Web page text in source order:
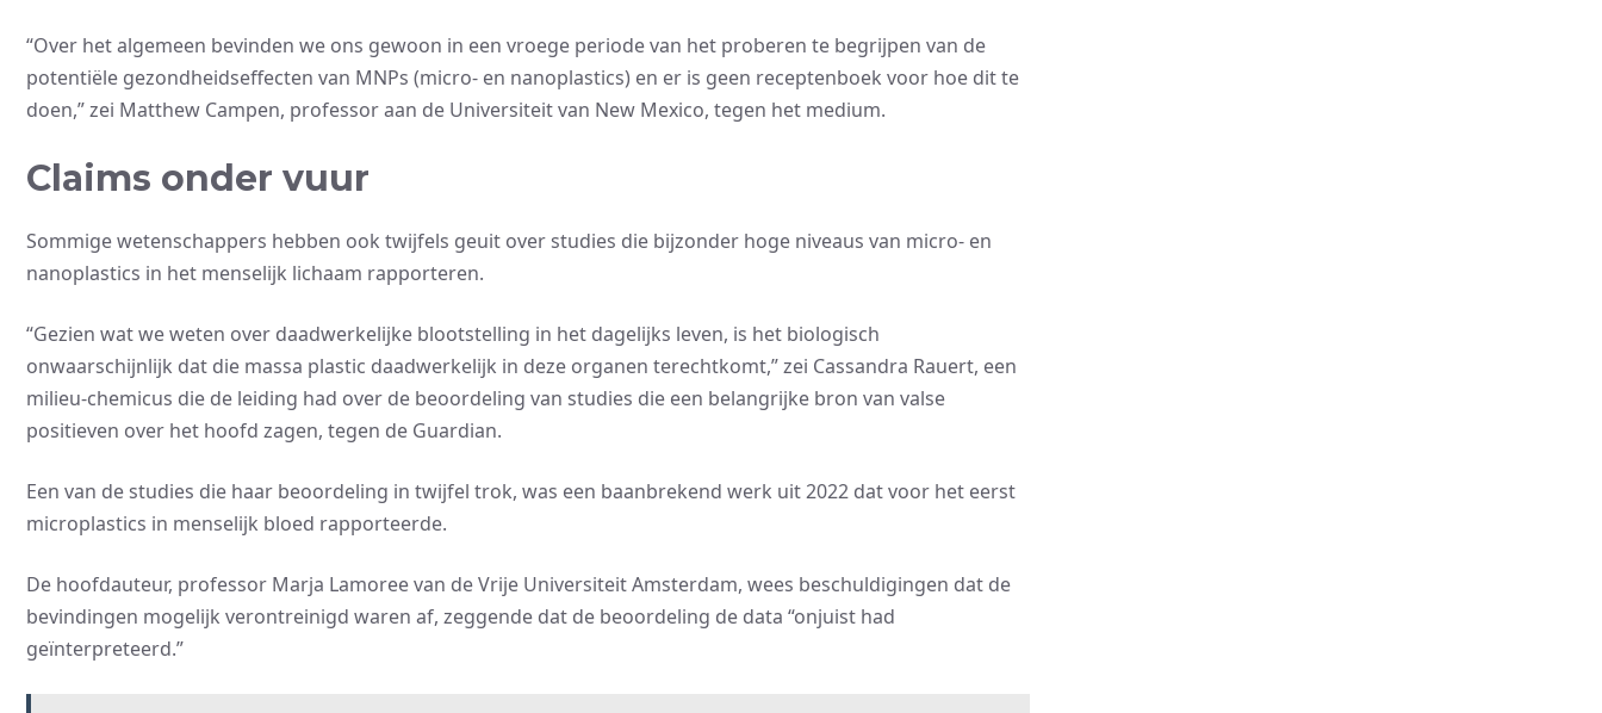
“Over het algemeen bevinden we ons gewoon in een vroege periode van het proberen te begrijpen van de
potentiële gezondheidseffecten van MNPs (micro- en nanoplastics) en er is geen receptenboek voor hoe dit te
doen,” zei Matthew Campen, professor aan de Universiteit van New Mexico, tegen het medium.
Claims onder vuur
Sommige wetenschappers hebben ook twijfels geuit over studies die bijzonder hoge niveaus van micro- en
nanoplastics in het menselijk lichaam rapporteren.
“Gezien wat we weten over daadwerkelijke blootstelling in het dagelijks leven, is het biologisch
onwaarschijnlijk dat die massa plastic daadwerkelijk in deze organen terechtkomt,” zei Cassandra Rauert, een
milieu-chemicus die de leiding had over de beoordeling van studies die een belangrijke bron van valse
positieven over het hoofd zagen, tegen de Guardian.
Een van de studies die haar beoordeling in twijfel trok, was een baanbrekend werk uit 2022 dat voor het eerst
microplastics in menselijk bloed rapporteerde.
De hoofdauteur, professor Marja Lamoree van de Vrije Universiteit Amsterdam, wees beschuldigingen dat de
bevindingen mogelijk verontreinigd waren af, zeggende dat de beoordeling de data “onjuist had
geïnterpreteerd.”